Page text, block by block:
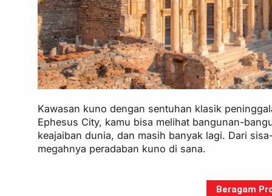
Kawasan kuno dengan sentuhan klasik
Ephesus City, kamu bisa melihat bangunan-
keajaiban dunia, dan masih banyak lagi. Dari
megahnya peradaban kuno di sana.
Beragam